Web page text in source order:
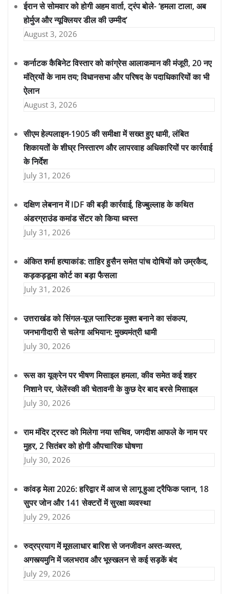
ईरान से सोमवार को होगी अहम वार्ता, ट्रंप बोले- ‘हमला टाला, अब
होर्मुज और न्यूक्लियर डील की उम्मीद’
August 3, 2026
कर्नाटक कैबिनेट विस्तार को कांग्रेस आलाकमान की मंजूरी, 20 नए
मंत्रियों के नाम तय; विधानसभा और परिषद के पदाधिकारियों का भी
ऐलान
August 3, 2026
सीएम हेल्पलाइन-1905 की समीक्षा में सख्त हुए धामी, लंबित
शिकायतों के शीघ्र निस्तारण और लापरवाह अधिकारियों पर कार्रवाई
के निर्देश
July 31, 2026
दक्षिण लेबनान में IDF की बड़ी कार्रवाई, हिज्बुल्लाह के कथित
अंडरग्राउंड कमांड सेंटर को किया ध्वस्त
July 31, 2026
अंकित शर्मा हत्याकांड: ताहिर हुसैन समेत पांच दोषियों को उम्रकैद,
कड़कड़डूमा कोर्ट का बड़ा फैसला
July 31, 2026
उत्तराखंड को सिंगल-यूज़ प्लास्टिक मुक्त बनाने का संकल्प,
जनभागीदारी से चलेगा अभियान: मुख्यमंत्री धामी
July 30, 2026
रूस का यूक्रेन पर भीषण मिसाइल हमला, कीव समेत कई शहर
निशाने पर, जेलेंस्की की चेतावनी के कुछ देर बाद बरसे मिसाइल
July 30, 2026
राम मंदिर ट्रस्ट को मिलेगा नया सचिव, जगदीश आफले के नाम पर
मुहर, 2 सितंबर को होगी औपचारिक घोषणा
July 30, 2026
कांवड़ मेला 2026: हरिद्वार में आज से लागू हुआ ट्रैफिक प्लान, 18
सुपर जोन और 141 सेक्टरों में सुरक्षा व्यवस्था
July 29, 2026
रुद्रप्रयाग में मूसलाधार बारिश से जनजीवन अस्त-व्यस्त,
अगस्त्यमुनि में जलभराव और भूस्खलन से कई सड़कें बंद
July 29, 2026